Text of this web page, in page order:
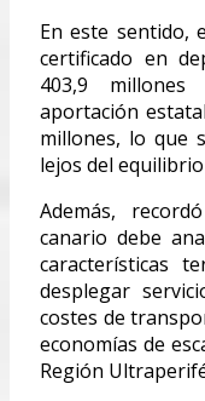
En este sentido,
certificado en
403,9
aportación
millones, lo que
lejos del
Además,
canario debe
características
desplegar
costes de
economías de
Región